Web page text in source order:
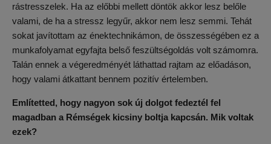
rástresszelek. Ha az előbbi mellett döntök akkor lesz belőle
valami, de ha a stressz legyűr, akkor nem lesz semmi. Tehát
sokat javítottam az énektechnikámon, de összességében ez a
munkafolyamat egyfajta belső feszültségoldás volt számomra.
Talán ennek a végeredményét láthattad rajtam az előadáson,
hogy valami átkattant bennem pozitív értelemben.
Említetted, hogy nagyon sok új dolgot fedeztél fel
magadban a Rémségek kicsiny boltja kapcsán. Mik voltak
ezek?